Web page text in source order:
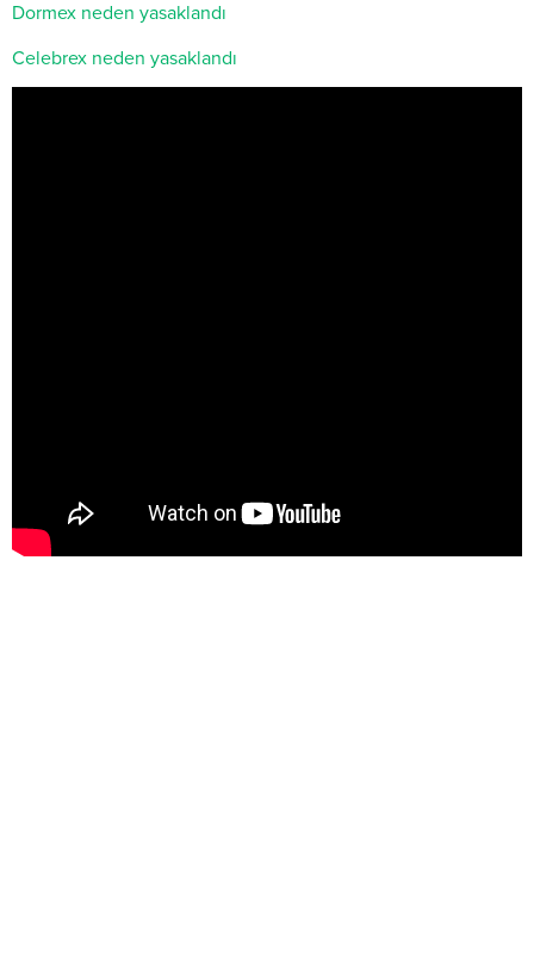
Dormex neden yasaklandı
Celebrex neden yasaklandı